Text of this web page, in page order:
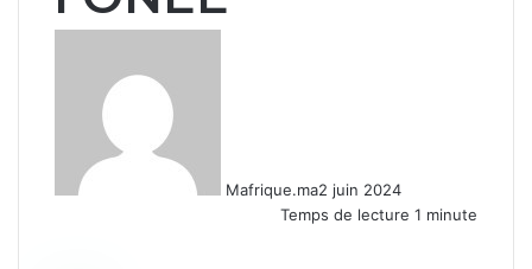
Mafrique.ma2 juin 2024
Temps de lecture 1 minute